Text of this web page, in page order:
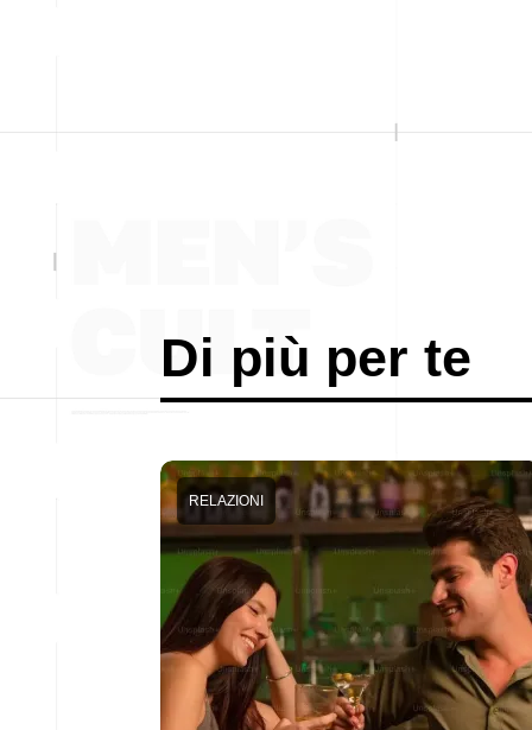
Di più per te
RELAZIONI